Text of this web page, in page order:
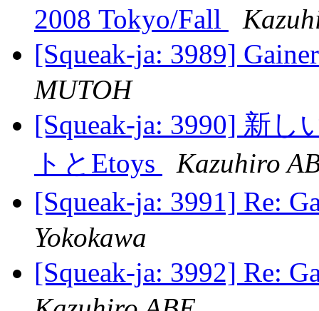
2008 Tokyo/Fall
[Squeak-ja: 3989]
MUTOH
[Squeak-ja: 3990] 新し
トとEtoys
Kazuhiro
[Squeak-ja: 3991] Re:
Yokokawa
[Squeak-ja: 3992] Re: